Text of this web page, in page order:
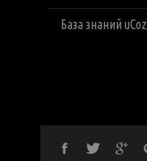
База знаний uCoz